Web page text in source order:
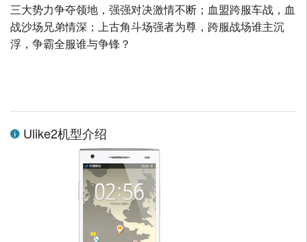
三大势力争夺领地，强强对决激情不断；血盟跨服车战，血
战沙场兄弟情深；上古角斗场强者为尊，跨服战场谁主沉
浮，争霸全服谁与争锋？
Ulike2机型介绍